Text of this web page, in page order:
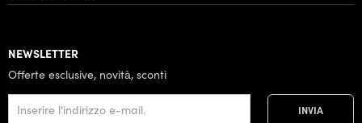
NEWSLETTER
Offerte esclusive, novità, sconti